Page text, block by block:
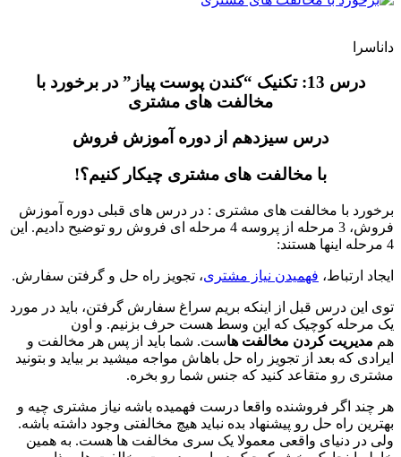
داناسرا
درس 13: تکنیک “کندن پوست پیاز” در برخورد با
مخالفت های مشتری
درس سیزدهم از دوره آموزش فروش
با مخالفت های مشتری چیکار کنیم؟!
برخورد با مخالفت های مشتری :‌ در درس های قبلی دوره آموزش
فروش، 3 مرحله از پروسه 4 مرحله ای فروش رو توضیح دادیم. این
4 مرحله اینها هستند:
ایجاد ارتباط، فهمیدن نیاز مشتری، تجویز راه حل و گرفتن سفارش.
توی این درس قبل از اینکه بریم سراغ سفارش گرفتن، باید در مورد
یک مرحله کوچیک که این وسط هست حرف بزنیم. و اون
هم مدیریت کردن مخالفت هاست. شما باید از پس هر مخالفت و
ایرادی که بعد از تجویز راه حل باهاش مواجه میشید بر بیاید و بتونید
مشتری رو متقاعد کنید که جنس شما رو بخره.
هر چند اگر فروشنده واقعا درست فهمیده باشه نیاز مشتری چیه و
بهترین راه حل رو پیشنهاد بده نباید هیچ مخالفتی وجود داشته باشه.
ولی در دنیای واقعی معمولا یک سری مخالفت ها هست. به همین